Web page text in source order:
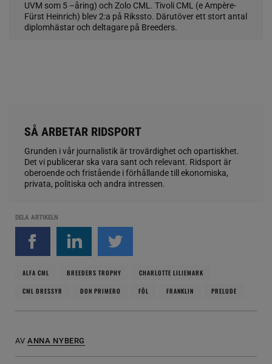
UVM som 5 –åring) och Zolo CML. Tivoli CML (e Ampère-
Fürst Heinrich) blev 2:a på Rikssto. Därutöver ett stort antal
diplomhästar och deltagare på Breeders.
SÅ ARBETAR RIDSPORT
Grunden i vår journalistik är trovärdighet och opartiskhet.
Det vi publicerar ska vara sant och relevant. Ridsport är
oberoende och fristående i förhållande till ekonomiska,
privata, politiska och andra intressen.
DELA ARTIKELN
ALFA CML BREEDERS TROPHY
CHARLOTTE LILIEMARK
CML DRESSYR
DON PRIMERO FÖL FRANKLIN PRELUDE
AV ANNA NYBERG